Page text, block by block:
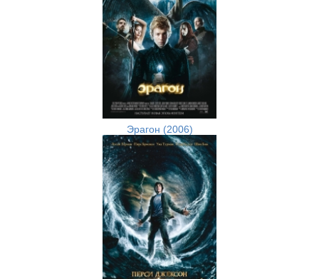
Эрагон (2006)